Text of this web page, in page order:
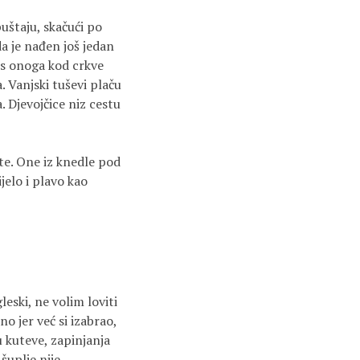
skačući po
je nađen još jedan
onoga kod crkve
Vanjski tuševi plaču
Djevojčice niz cestu
One iz knedle pod
i plavo kao
ne volim loviti
jer već si izabrao,
kuteve, zapinjanja